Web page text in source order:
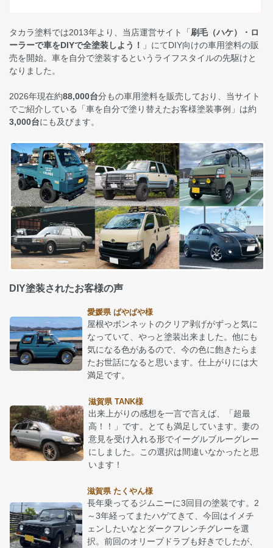
タカラ塗料では2013年より、当店運営サイト「 刷毛（ハケ）・ロ
ーラーで車をDIYで全塗装しよう！
」にてDIY向けの車用塗料の販
売を開始。車を自分で塗装するというライフスタイルの先駆けと
なりました。
2026年現在約88,000台分もの車用塗料を販売しており、当サイト
でご紹介している「車を自分で塗り替えたお客様塗装事例」は約
3,000台にも及びます。
DIY塗装されたお客様の声
愛媛県 ぱやぱや様
屋根やボンネットのクリア剥げがずっと気に
なっていて、やっと塗装出来ました。他にも
気になる色があるので、今の色に飽きたらま
たお世話になると思います。仕上がりには大
満足です。
滋賀県 TANK様
出来上がりの感想を一言で言えば、「超最
高！！」です。とても満足しています。妻の
意見を受け入れる形でイーグルブルーグレー
にしました。この選択は間違いなかったと思
います！
滋賀県 たくやん様
長年乗ってるジムニーに3回目の塗装です。2
～3年経ってまたハゲてきて、今回はイメチ
ェンしたいなとダークフレンチグレーを選
択。前回のオリーブドラブも好きでしたが、